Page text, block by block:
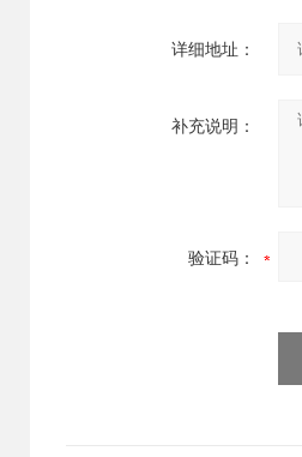
详细地址：
补充说明：
验证码：